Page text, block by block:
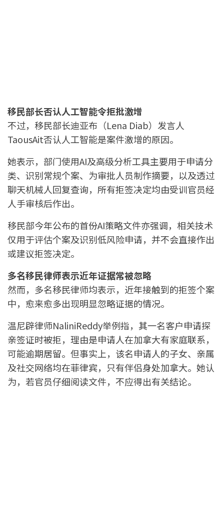
移民部长否认人工智能令拒批激增
不过，移民部长迪亚布（Lena Diab）发言人
TaousAit否认人工智能是案件激增的原因。
她表示，部门使用AI及高级分析工具主要用于申请分
类、识别常规个案、为审批人员制作摘要，以及透过
聊天机械人回复查询，所有拒签决定均由受训官员经
人手审核后作出。
移民部今年公布的首份AI策略文件亦强调，相关技术
仅用于评估个案及识别低风险申请，并不会直接作出
或建议拒签决定。
多名移民律师表示近年证据常被忽略
然而，多名移民律师均表示，近年接触到的拒签个案
中，愈来愈多出现明显忽略证据的情况。
温尼辟律师NaliniReddy举例指，其一名客户申请探
亲签证时被拒，理由是申请人在加拿大有家庭联系，
可能逾期居留。但事实上，该名申请人的子女、亲属
及社交网络均在菲律宾，只有伴侣身处加拿大。她认
为，若官员仔细阅读文件，不应得出有关结论。